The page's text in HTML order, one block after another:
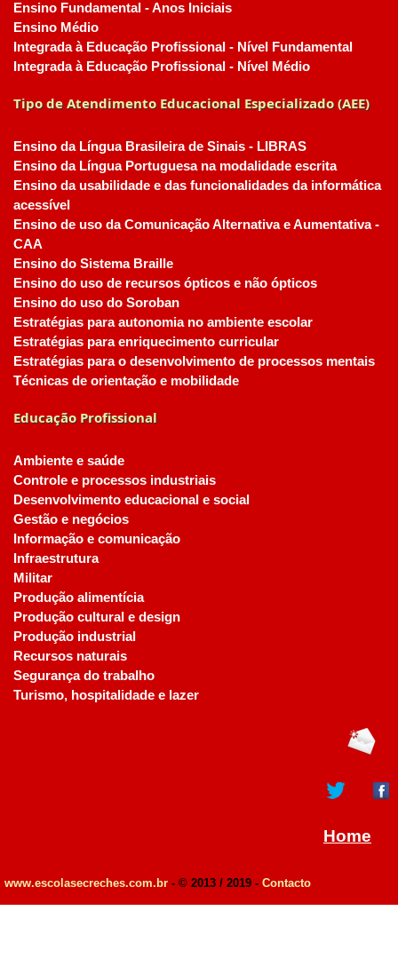
Ensino Fundamental - Anos Iniciais
Ensino Médio
Integrada à Educação Profissional - Nível Fundamental
Integrada à Educação Profissional - Nível Médio
Tipo de Atendimento Educacional Especializado (AEE)
Ensino da Língua Brasileira de Sinais - LIBRAS
Ensino da Língua Portuguesa na modalidade escrita
Ensino da usabilidade e das funcionalidades da informática
acessível
Ensino de uso da Comunicação Alternativa e Aumentativa -
CAA
Ensino do Sistema Braille
Ensino do uso de recursos ópticos e não ópticos
Ensino do uso do Soroban
Estratégias para autonomia no ambiente escolar
Estratégias para enriquecimento curricular
Estratégias para o desenvolvimento de processos mentais
Técnicas de orientação e mobilidade
Educação Profissional
Ambiente e saúde
Controle e processos industriais
Desenvolvimento educacional e social
Gestão e negócios
Informação e comunicação
Infraestrutura
Militar
Produção alimentícia
Produção cultural e design
Produção industrial
Recursos naturais
Segurança do trabalho
Turismo, hospitalidade e lazer
Home
www.escolasecreches.com.br - © 2013 / 2019 - Contacto